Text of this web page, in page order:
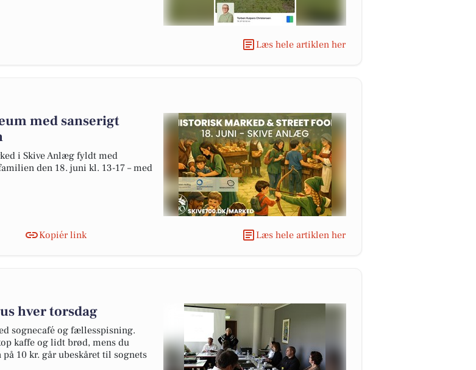
Læs hele artiklen her
med sanserigt
i Skive Anlæg fyldt med
den 18. juni kl. 13-17 – med
Kopiér link Læs hele artiklen her
hver torsdag
sognecafé og fællesspisning.
kaffe og lidt brød, mens du
10 kr. går ubeskåret til sognets